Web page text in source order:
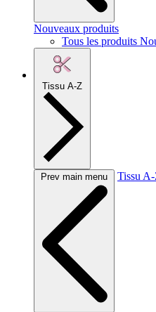
Nouveaux produits
Tous les produits
Tissu A-Z
Prev main menu Tissu